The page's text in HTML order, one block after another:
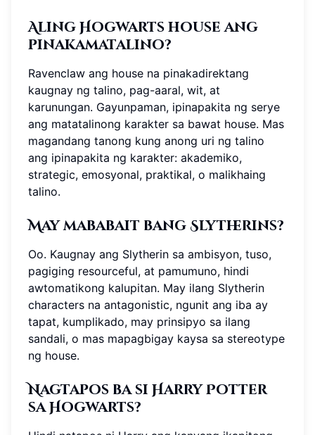
Aling Hogwarts house ang
pinakamatalino?
Ravenclaw ang house na pinakadirektang
kaugnay ng talino, pag-aaral, wit, at
karunungan. Gayunpaman, ipinapakita ng serye
ang matatalinong karakter sa bawat house. Mas
magandang tanong kung anong uri ng talino
ang ipinapakita ng karakter: akademiko,
strategic, emosyonal, praktikal, o malikhaing
talino.
May mababait bang Slytherins?
Oo. Kaugnay ang Slytherin sa ambisyon, tuso,
pagiging resourceful, at pamumuno, hindi
awtomatikong kalupitan. May ilang Slytherin
characters na antagonistic, ngunit ang iba ay
tapat, kumplikado, may prinsipyo sa ilang
sandali, o mas mapagbigay kaysa sa stereotype
ng house.
Nagtapos ba si Harry Potter
sa Hogwarts?